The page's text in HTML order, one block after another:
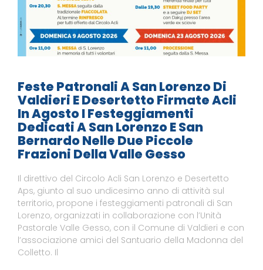
Feste Patronali A San Lorenzo Di
Valdieri E Desertetto Firmate Acli
In Agosto I Festeggiamenti
Dedicati A San Lorenzo E San
Bernardo Nelle Due Piccole
Frazioni Della Valle Gesso
Il direttivo del Circolo Acli San Lorenzo e Desertetto
Aps, giunto al suo undicesimo anno di attività sul
territorio, propone i festeggiamenti patronali di San
Lorenzo, organizzati in collaborazione con l’Unità
Pastorale Valle Gesso, con il Comune di Valdieri e con
l’associazione amici del Santuario della Madonna del
Colletto. Il